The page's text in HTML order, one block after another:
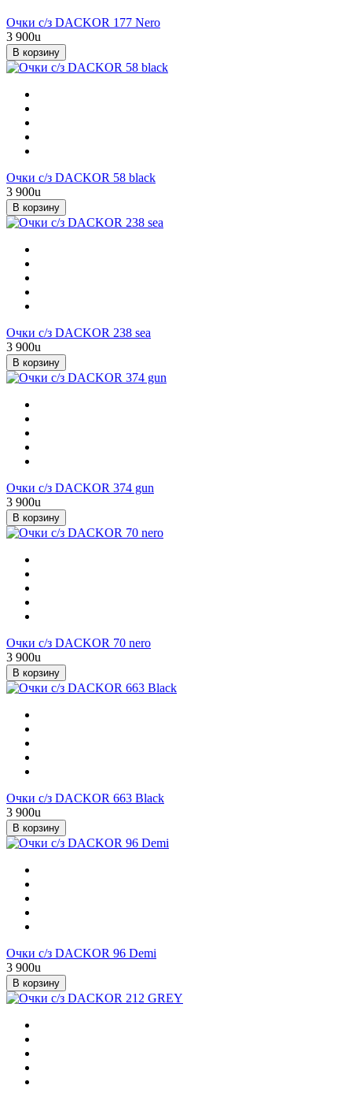
Очки с/з DACKOR 177 Nero
3 900u
В корзину
Очки с/з DACKOR 58 black
3 900u
В корзину
Очки с/з DACKOR 238 sea
3 900u
В корзину
Очки с/з DACKOR 374 gun
3 900u
В корзину
Очки с/з DACKOR 70 nero
3 900u
В корзину
Очки с/з DACKOR 663 Black
3 900u
В корзину
Очки с/з DACKOR 96 Demi
3 900u
В корзину